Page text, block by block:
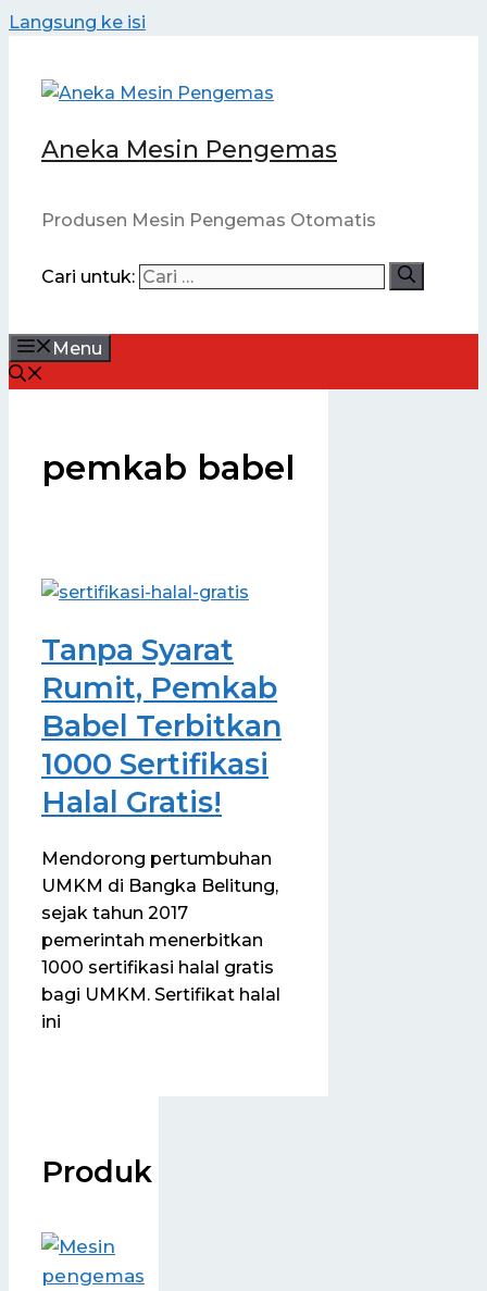
Langsung ke isi
Aneka Mesin Pengemas
Produsen Mesin Pengemas Otomatis
Cari untuk:
Menu
pemkab babel
Tanpa Syarat
Rumit, Pemkab
Babel Terbitkan
1000 Sertifikasi
Halal Gratis!
Mendorong pertumbuhan
UMKM di Bangka Belitung,
sejak tahun 2017
pemerintah menerbitkan
1000 sertifikasi halal gratis
bagi UMKM. Sertifikat halal
ini
Produk